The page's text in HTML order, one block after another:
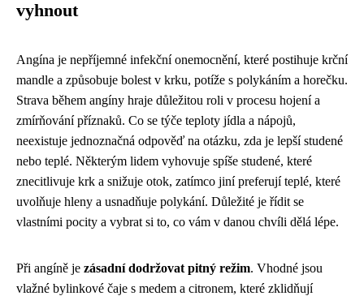
vyhnout
Angína je nepříjemné infekční onemocnění, které postihuje krční
mandle a způsobuje bolest v krku, potíže s polykáním a horečku.
Strava během angíny hraje důležitou roli v procesu hojení a
zmírňování příznaků. Co se týče teploty jídla a nápojů,
neexistuje jednoznačná odpověď na otázku, zda je lepší studené
nebo teplé. Některým lidem vyhovuje spíše studené, které
znecitlivuje krk a snižuje otok, zatímco jiní preferují teplé, které
uvolňuje hleny a usnadňuje polykání. Důležité je řídit se
vlastními pocity a vybrat si to, co vám v danou chvíli dělá lépe.
Při angíně je zásadní dodržovat pitný režim. Vhodné jsou
vlažné bylinkové čaje s medem a citronem, které zklidňují